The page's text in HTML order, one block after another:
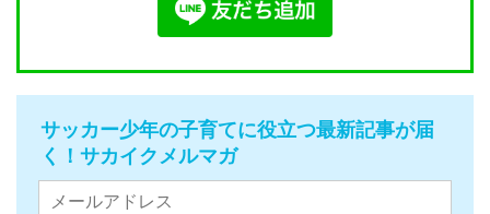
サッカー少年の子育てに役立つ最新記事が届
く！サカイクメルマガ